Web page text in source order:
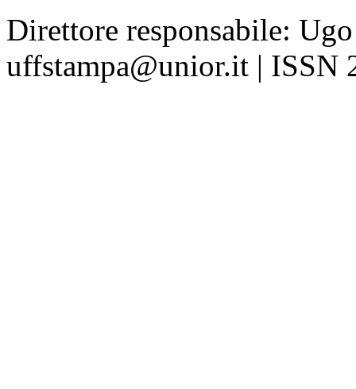
Direttore responsabile:
uffstampa@unior.it | ISSN